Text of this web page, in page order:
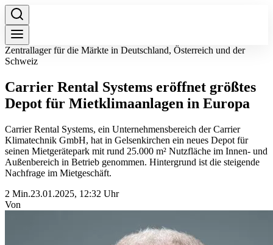
Zentrallager für die Märkte in Deutschland, Österreich und der
Schweiz
Carrier Rental Systems eröffnet größtes
Depot für Mietklimaanlagen in Europa
Carrier Rental Systems, ein Unternehmensbereich der Carrier
Klimatechnik GmbH, hat in Gelsenkirchen ein neues Depot für
seinen Mietgerätepark mit rund 25.000 m² Nutzfläche im Innen- und
Außenbereich in Betrieb genommen. Hintergrund ist die steigende
Nachfrage im Mietgeschäft.
2 Min.23.01.2025, 12:32 Uhr
Von